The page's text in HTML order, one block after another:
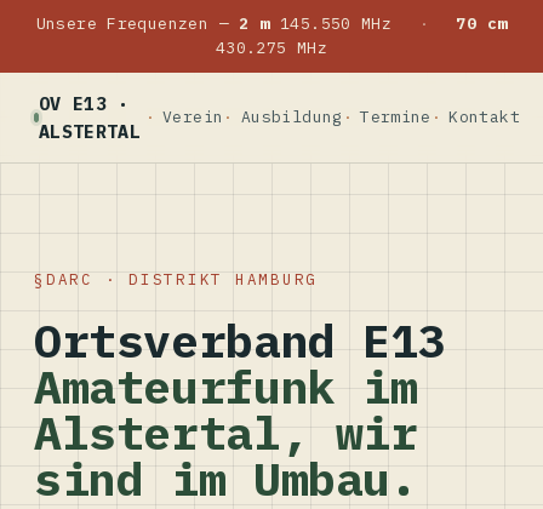
Unsere Frequenzen — 2 m145.550 MHz ·
70 cm
430.275 MHz
OV E13 ·
ALSTERTAL
Verein Ausbildung Termine Kontakt
DARC · DISTRIKT HAMBURG
Ortsverband E13
Amateurfunk im
Alstertal, wir
sind im Umbau.